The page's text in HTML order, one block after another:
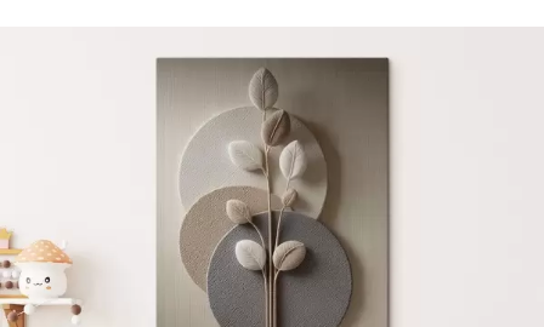
Яскраві, насичені кольори
Стійкість до вицвітання
Безпечне чорнило без запаху
Поверхня з текстурою полотна
Екологічний матеріал
Преміум
Від363